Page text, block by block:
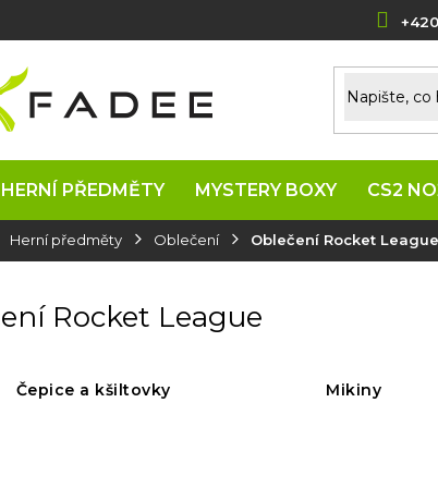
HERNÍ PŘEDMĚTY MYSTERY BOXY CS2
Herní předměty Oblečení Oblečení Rocket League
Rocket League
Čepice a kšiltovky Mikiny